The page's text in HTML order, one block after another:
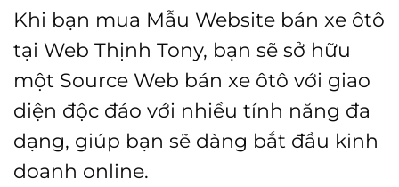
Khi bạn mua Mẫu Website bán xe ôtô
tại Web Thịnh Tony, bạn sẽ sở hữu
một Source Web bán xe ôtô với giao
diện độc đáo với nhiều tính năng đa
dạng, giúp bạn sẽ dàng bắt đầu kinh
doanh online.